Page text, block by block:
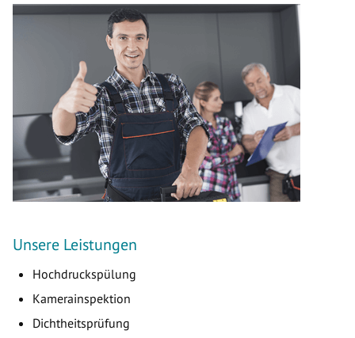
Unsere Leistungen
Hochdruckspülung
Kamerainspektion
Dichtheitsprüfung